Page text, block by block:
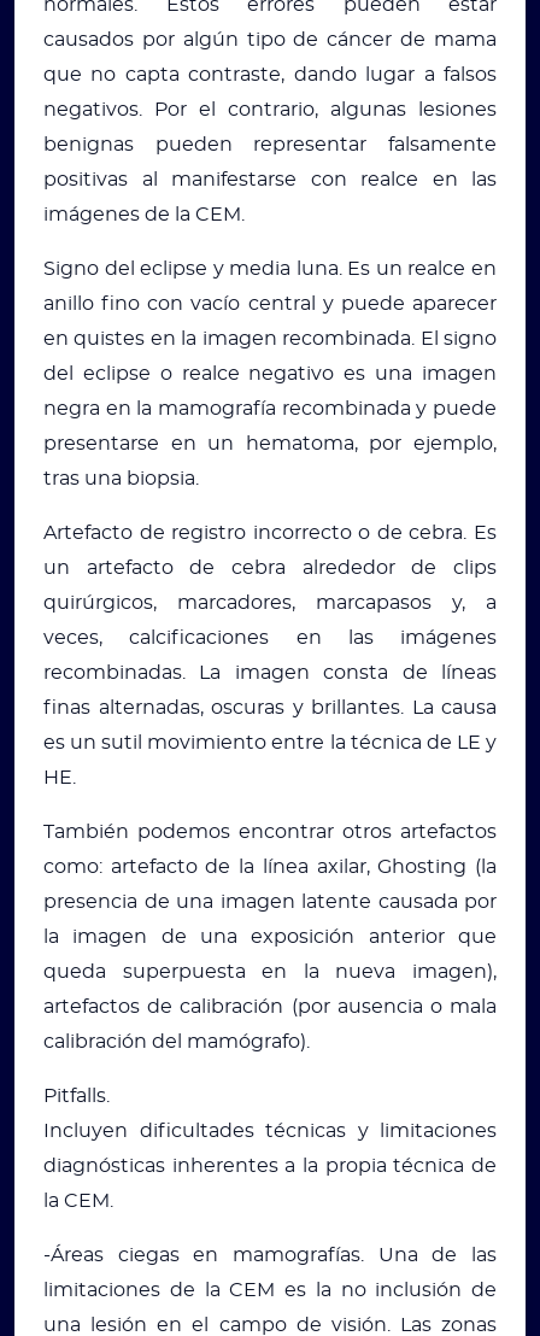
normales. Estos errores pueden estar
causados por algún tipo de cáncer de mama
que no capta contraste, dando lugar a falsos
negativos. Por el contrario, algunas lesiones
benignas pueden representar falsamente
positivas al manifestarse con realce en las
imágenes de la CEM.
Signo del eclipse y media luna. Es un realce en
anillo fino con vacío central y puede aparecer
en quistes en la imagen recombinada. El signo
del eclipse o realce negativo es una imagen
negra en la mamografía recombinada y puede
presentarse en un hematoma, por ejemplo,
tras una biopsia.
Artefacto de registro incorrecto o de cebra. Es
un artefacto de cebra alrededor de clips
quirúrgicos, marcadores, marcapasos y, a
veces, calcificaciones en las imágenes
recombinadas. La imagen consta de líneas
finas alternadas, oscuras y brillantes. La causa
es un sutil movimiento entre la técnica de LE y
HE.
También podemos encontrar otros artefactos
como: artefacto de la línea axilar, Ghosting (la
presencia de una imagen latente causada por
la imagen de una exposición anterior que
queda superpuesta en la nueva imagen),
artefactos de calibración (por ausencia o mala
calibración del mamógrafo).
Pitfalls.
Incluyen dificultades técnicas y limitaciones
diagnósticas inherentes a la propia técnica de
la CEM.
-Áreas ciegas en mamografías. Una de las
limitaciones de la CEM es la no inclusión de
una lesión en el campo de visión. Las zonas